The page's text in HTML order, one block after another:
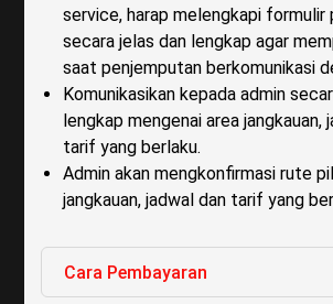
service, harap melengkapi formulir
secara jelas dan lengkap agar
saat penjemputan berkomunikasi
Komunikasikan kepada admin
lengkap mengenai area jangkauan,
tarif yang berlaku.
Admin akan mengkonfirmasi rute
jangkauan, jadwal dan tarif yang
Cara Pembayaran